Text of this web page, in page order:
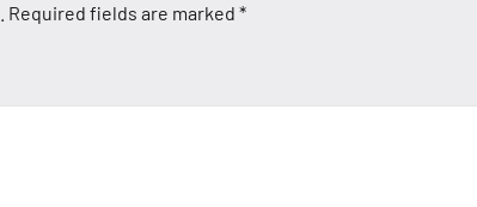
Required fields are marked *